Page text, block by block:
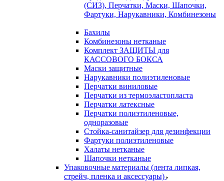
(СИЗ), Перчатки, Маски, Шапочки,
Фартуки, Нарукавники, Комбинезоны
Бахилы
Комбинезоны нетканые
Комплект ЗАЩИТЫ для
КАССОВОГО БОКСА
Маски защитные
Нарукавники полиэтиленовые
Перчатки виниловые
Перчатки из термоэластопласта
Перчатки латексные
Перчатки полиэтиленовые,
одноразовые
Стойка-санитайзер для дезинфекции
Фартуки полиэтиленовые
Халаты нетканые
Шапочки нетканые
Упаковочные материалы (лента липкая,
стрейч, пленка и аксессуары)